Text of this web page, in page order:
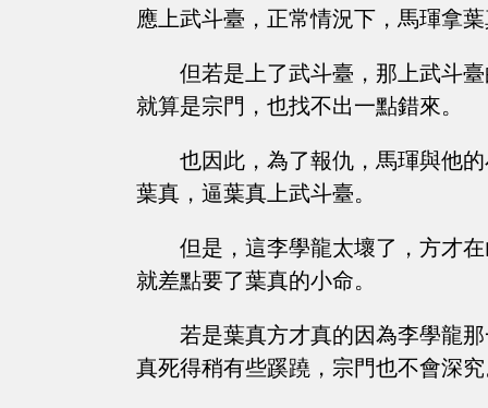
應上武斗臺，正常情況下，馬琿拿
但若是上了武斗臺，那上武斗
就算是宗門，也找不出一點錯來。
也因此，為了報仇，馬琿與他
葉真，逼葉真上武斗臺。
但是，這李學龍太壞了，方才
就差點要了葉真的小命。
若是葉真方才真的因為李學龍
真死得稍有些蹊蹺，宗門也不會深